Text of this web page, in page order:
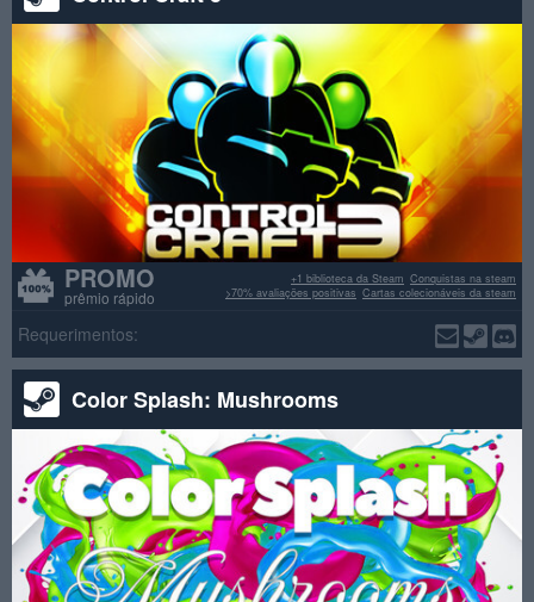
PROMO
prêmio rápido
Conquistas na steam
+1 biblioteca da Steam
Cartas colecionáveis da steam
>70% avaliações positivas
Requerimentos:
Color Splash: Mushrooms